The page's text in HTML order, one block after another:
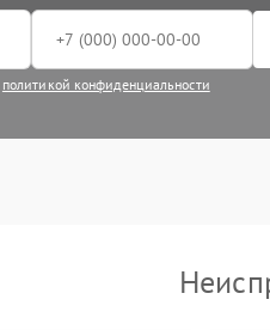
политикой конфиденциальности